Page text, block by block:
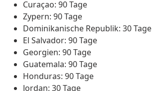
Curaçao: 90 Tage
Zypern: 90 Tage
Dominikanische Republik: 30 Tage
El Salvador: 90 Tage
Georgien: 90 Tage
Guatemala: 90 Tage
Honduras: 90 Tage
Jordan: 30 Tage